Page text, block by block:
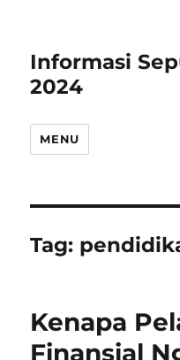
Informasi
2024
MENU
Tag:
Kenapa
Finansial